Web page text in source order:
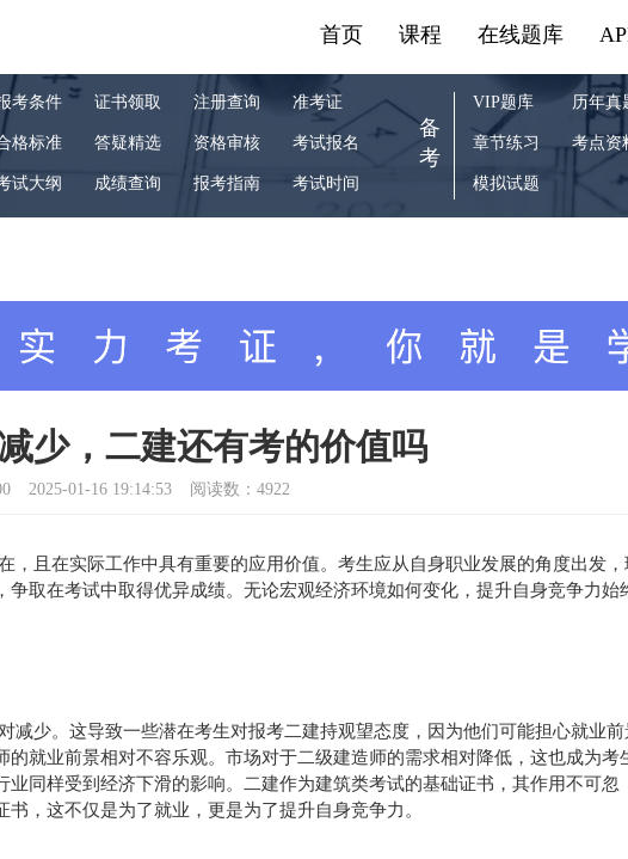
在线题库
课程
首页
考条件
格标准
试大纲
证书领取
答疑精选
成绩查询
注册查询
资格审核
报考指南
准考证
考试报名
考试时间
备
考
VIP题库
章节练习
模拟试题
历年真
考点资
少，二建还有考的价值吗
2025-01-16 19:14:53 阅读数：4922
，且在实际工作中具有重要的应用价值。考生应从自身职业发展的角度出发，
取在考试中取得优异成绩。无论宏观经济环境如何变化，提升自身竞争力始
减少。这导致一些潜在考生对报考二建持观望态度，因为他们可能担心就业前
就业前景相对不容乐观。市场对于二级建造师的需求相对降低，这也成为考
同样受到经济下滑的影响。二建作为建筑类考试的基础证书，其作用不可忽
，这不仅是为了就业，更是为了提升自身竞争力。